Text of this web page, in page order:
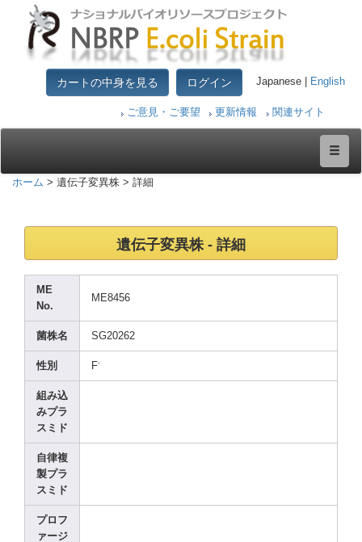
カートの中身を見る ログイン Japanese | English
ご意見・ご要望 更新情報 関連サイト
ホーム > 遺伝子変異株 > 詳細
遺伝子変異株 - 詳細
ME
No.
ME8456
菌株名 SG20262
性別 F-
組み込
みプラ
スミド
自律複
製プラ
スミド
プロフ
ァージ